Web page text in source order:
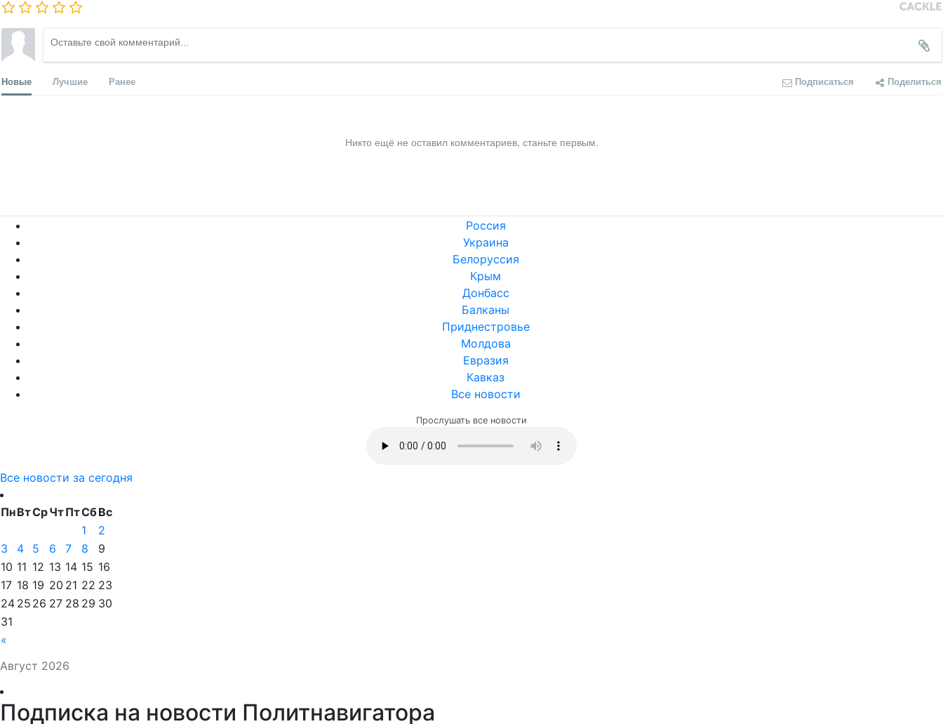
Новые Лучшие Ранее Подписаться Поделиться
Никто ещё не оставил комментариев, станьте первым.
Россия
Украина
Белоруссия
Крым
Донбасс
Балканы
Приднестровье
Молдова
Евразия
Кавказ
Все новости
Прослушать все новости
Все новости за сегодня
Август 2026
ПнВтСрЧтПтСбВс
«
1
2
3
4 5 6 7 8
9
10 11 12 13 14 15 16
17 18 19 20 21 22 23
24 25 26 27 28 29 30
31
Подписка на новости Политнавигатора